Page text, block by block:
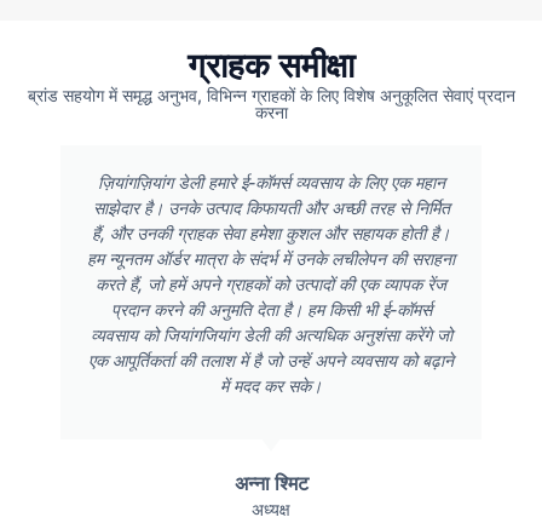
ग्राहक समीक्षा
ब्रांड सहयोग में समृद्ध अनुभव, विभिन्न ग्राहकों के लिए विशेष अनुकूलित सेवाएं प्रदान
करना
ज़ियांगज़ियांग डेली हमारे ई-कॉमर्स व्यवसाय के लिए एक महान
साझेदार है। उनके उत्पाद किफायती और अच्छी तरह से निर्मित
हैं, और उनकी ग्राहक सेवा हमेशा कुशल और सहायक होती है।
हम न्यूनतम ऑर्डर मात्रा के संदर्भ में उनके लचीलेपन की सराहना
करते हैं, जो हमें अपने ग्राहकों को उत्पादों की एक व्यापक रेंज
प्रदान करने की अनुमति देता है। हम किसी भी ई-कॉमर्स
व्यवसाय को जियांगजियांग डेली की अत्यधिक अनुशंसा करेंगे जो
एक आपूर्तिकर्ता की तलाश में है जो उन्हें अपने व्यवसाय को बढ़ाने
में मदद कर सके।
अन्ना श्मिट
अध्यक्ष